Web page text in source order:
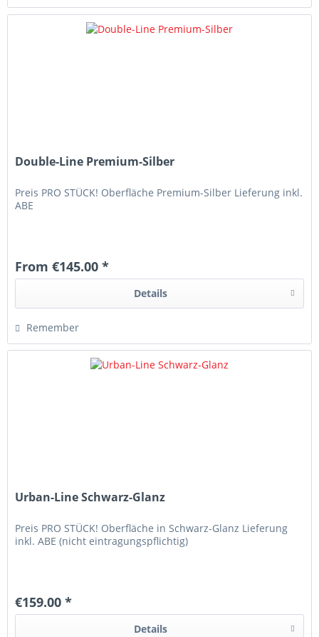
Double-Line Premium-Silber
Preis PRO STÜCK! Oberfläche Premium-Silber Lieferung inkl.
ABE
From €145.00 *
Details
Remember
Urban-Line Schwarz-Glanz
Preis PRO STÜCK! Oberfläche in Schwarz-Glanz Lieferung
inkl. ABE (nicht eintragungspflichtig)
€159.00 *
Details